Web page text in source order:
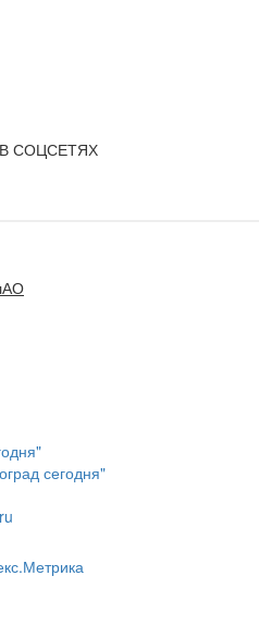
СОЦСЕТЯХ
сегодня"